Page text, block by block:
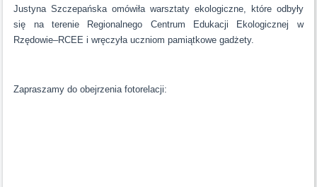
Justyna Szczepańska omówiła warsztaty ekologiczne, które odbyły
się na terenie Regionalnego Centrum Edukacji Ekologicznej w
Rzędowie–RCEE i wręczyła uczniom pamiątkowe gadżety.
Zapraszamy do obejrzenia fotorelacji: